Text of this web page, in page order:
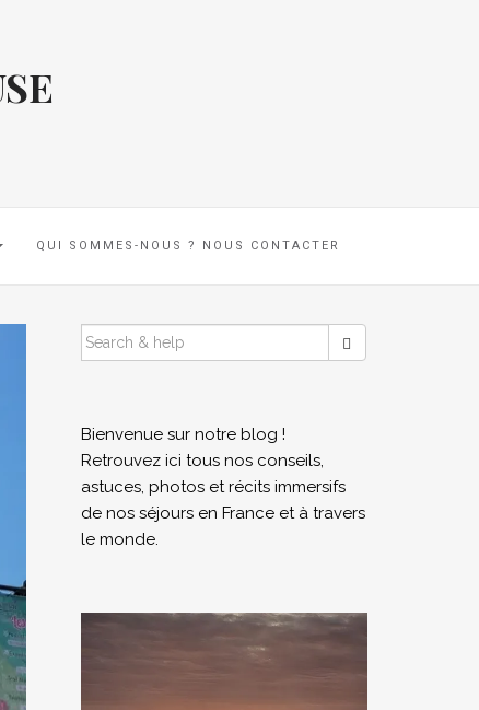
QUI SOMMES-NOUS ? NOUS CONTACTER
SEARCH
FOR:
Bienvenue sur notre blog !
Retrouvez ici tous nos conseils,
astuces, photos et récits immersifs
de nos séjours en France et à travers
le monde.